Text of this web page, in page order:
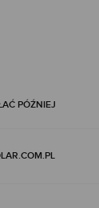
PÓŹNIEJ